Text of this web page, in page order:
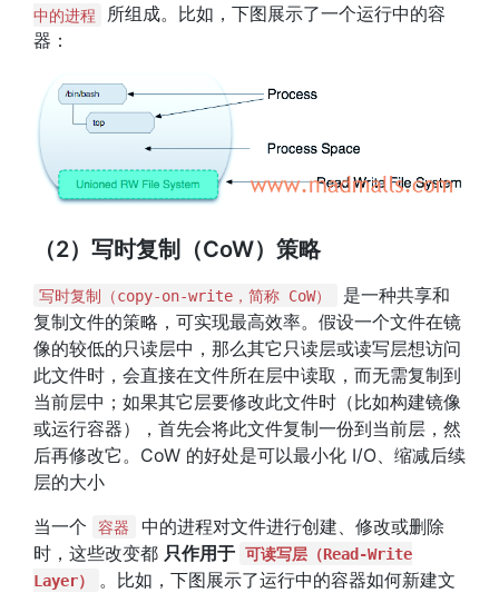
中的进程
所组成。比如，下图展示了一个运行中的容
器：
（2）写时复制（CoW）策略
写时复制（copy-on-write，简称 CoW）
是一种共享和
复制文件的策略，可实现最高效率。假设一个文件在镜
像的较低的只读层中，那么其它只读层或读写层想访问
此文件时，会直接在文件所在层中读取，而无需复制到
当前层中；如果其它层要修改此文件时（比如构建镜像
或运行容器），首先会将此文件复制一份到当前层，然
后再修改它。CoW 的好处是可以最小化 I/O、缩减后续
层的大小
当一个
容器
中的进程对文件进行创建、修改或删除
时，这些改变都 只作用于 可读写层（Read-Write
Layer）
。比如，下图展示了运行中的容器如何新建文